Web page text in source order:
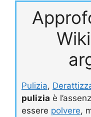
Pulizia,
pulizia è
essere polvere,